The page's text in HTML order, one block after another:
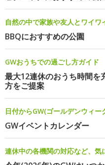
自然の中で家族や友人とワイワ
BBQにおすすめの公園
GWおうちでの過ごし方ガイド
最大12連休のおうち時間を
方をご提案
日付からGW(ゴールデンウィー
GWイベントカレンダー
連休中の各機関の対応など、気